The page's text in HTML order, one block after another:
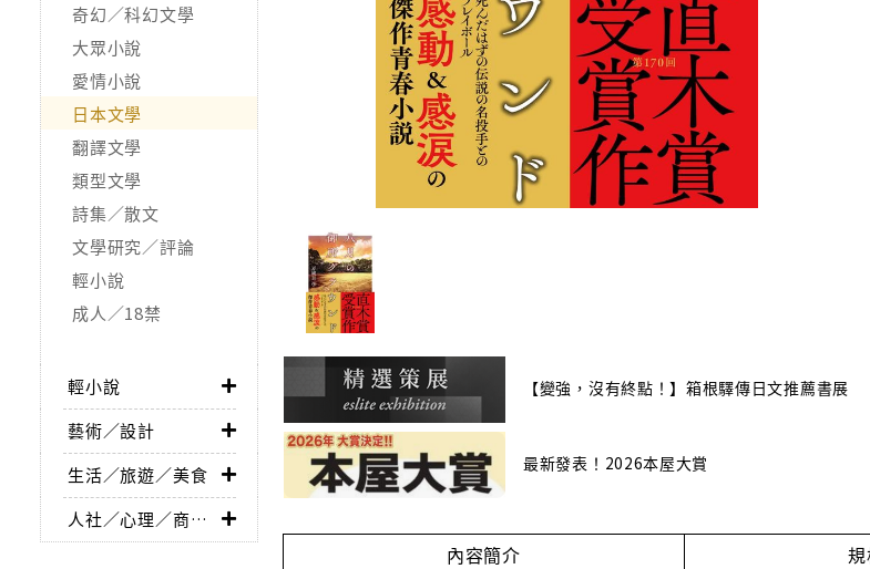
奇幻／科幻文學
大眾小說
愛情小說
日本文學
翻譯文學
類型文學
詩集／散文
文學研究／評論
輕小說
成人／18禁
輕小說
藝術／設計
生活／旅遊／美食
人社／心理／商業／其他
【變強，沒有終點！】箱根驛傳日文推薦書展
最新發表！2026本屋大賞
內容簡介